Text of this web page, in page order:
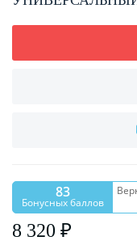
83
Бонусных баллов
8 320 ₽